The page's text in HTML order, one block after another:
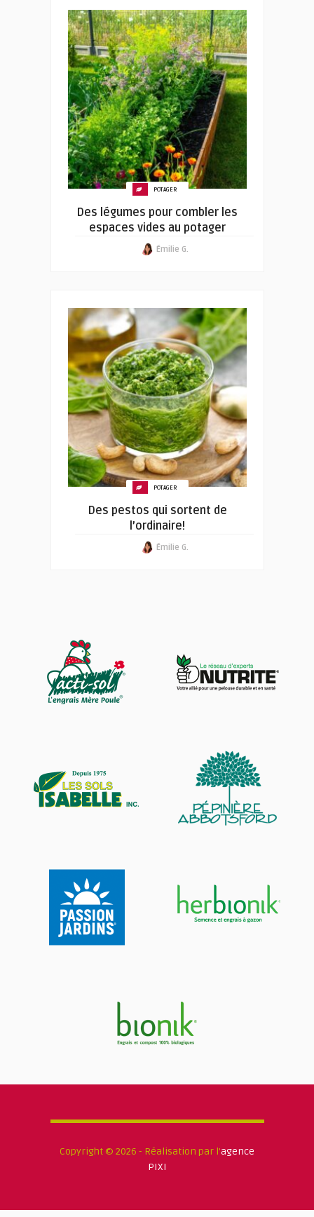
POTAGER
Des légumes pour combler les
espaces vides au potager
Émilie G.
POTAGER
Des pestos qui sortent de
l’ordinaire!
Émilie G.
Copyright © 2026 - Réalisation par l'agence
PIXI